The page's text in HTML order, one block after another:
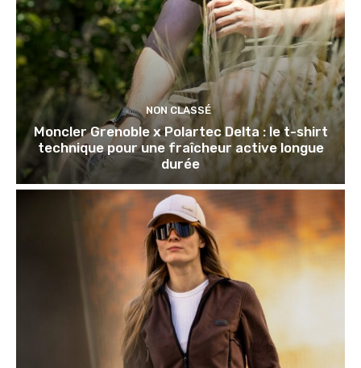
NON CLASSÉ
Moncler Grenoble x Polartec Delta : le t-shirt
technique pour une fraîcheur active longue
durée